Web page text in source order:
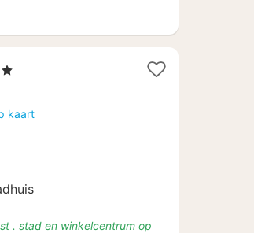
kaart
. stad en winkelcentrum op